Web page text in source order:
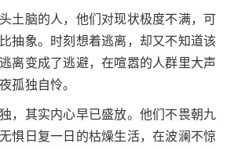
土脑的人，他们对现状极度不满，可
抽象。时刻想着逃离，却又不知道该
离变成了逃避，在喧嚣的人群里大声
孤独自怜。
，其实内心早已盛放。他们不畏朝九
惧日复一日的枯燥生活，在波澜不惊